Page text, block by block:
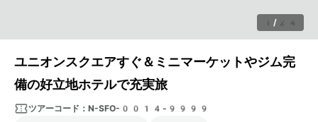
1 / 24
ユニオンスクエアすぐ＆ミニマーケットやジム完
備の好立地ホテルで充実旅
ツアーコード： N-SFO-0014-9999